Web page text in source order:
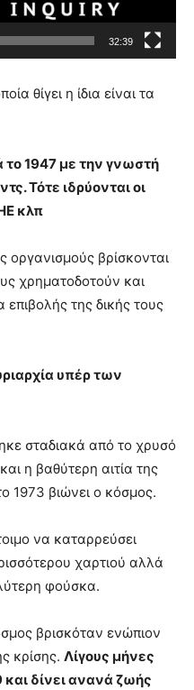
32:39
θίγει η ίδια είναι τα
το 1947 με την γνωστή
Τότε ιδρύονται οι
κλπ
οργανισμούς βρίσκονται
χρηματοδοτούν και
της δικής τους
υπέρ των
σταδιακά από το χρυσό
η βαθύτερη αιτία της
1973 βιώνει ο κόσμος.
να καταρρεύσει
χαρτιού αλλά
φούσκα.
βρισκόταν ενώπιον
κρίσης. Λίγους μήνες
δίνει ανανά ζωής